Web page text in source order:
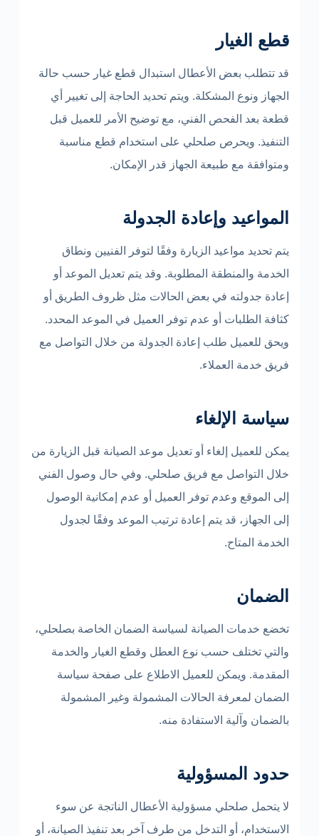
قطع الغيار
قد تتطلب بعض الأعطال استبدال قطع غيار حسب حالة
الجهاز ونوع المشكلة. ويتم تحديد الحاجة إلى تغيير أي
قطعة بعد الفحص الفني، مع توضيح الأمر للعميل قبل
التنفيذ. ويحرص صلحلي على استخدام قطع مناسبة
ومتوافقة مع طبيعة الجهاز قدر الإمكان.
المواعيد وإعادة الجدولة
يتم تحديد مواعيد الزيارة وفقًا لتوفر الفنيين ونطاق
الخدمة والمنطقة المطلوبة. وقد يتم تعديل الموعد أو
إعادة جدولته في بعض الحالات مثل ظروف الطريق أو
كثافة الطلبات أو عدم توفر العميل في الموعد المحدد.
ويحق للعميل طلب إعادة الجدولة من خلال التواصل مع
فريق خدمة العملاء.
سياسة الإلغاء
يمكن للعميل إلغاء أو تعديل موعد الصيانة قبل الزيارة من
خلال التواصل مع فريق صلحلي. وفي حال وصول الفني
إلى الموقع وعدم توفر العميل أو عدم إمكانية الوصول
إلى الجهاز، قد يتم إعادة ترتيب الموعد وفقًا لجدول
الخدمة المتاح.
الضمان
تخضع خدمات الصيانة لسياسة الضمان الخاصة بصلحلي،
والتي تختلف حسب نوع العطل وقطع الغيار والخدمة
المقدمة. ويمكن للعميل الاطلاع على صفحة سياسة
الضمان لمعرفة الحالات المشمولة وغير المشمولة
بالضمان وآلية الاستفادة منه.
حدود المسؤولية
لا يتحمل صلحلي مسؤولية الأعطال الناتجة عن سوء
الاستخدام، أو التدخل من طرف آخر بعد تنفيذ الصيانة، أو